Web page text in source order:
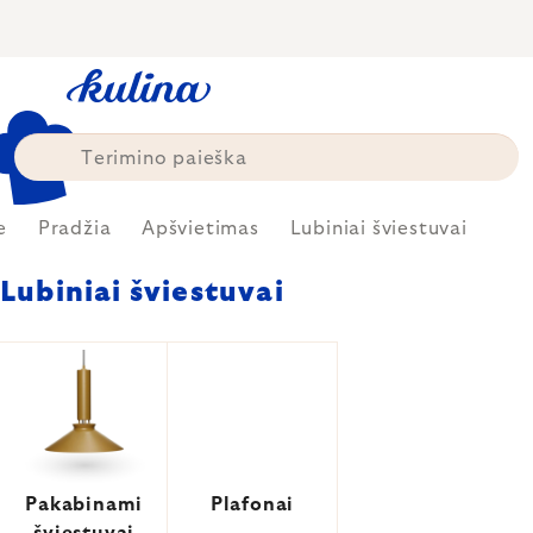
Pradžia Apšvietimas Lubiniai šviestuvai
Lubiniai šviestuvai
Pakabinami
Plafonai